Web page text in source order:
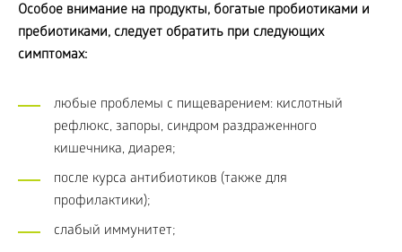
Особое внимание на продукты, богатые пробиотиками и
пребиотиками, следует обратить при следующих
симптомах:
любые проблемы с пищеварением: кислотный
рефлюкс, запоры, синдром раздраженного
кишечника, диарея;
после курса антибиотиков (также для
профилактики);
слабый иммунитет;